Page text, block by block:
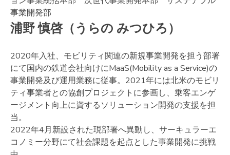
事業開発部
浦野 慎啓（うらの みつひろ）
2020年入社、モビリティ関連の新規事業開発を担う部署
にて国内の鉄道会社向けにMaaS(Mobility as a Service)の
事業開発及び運用業務に従事。2021年には北米のモビリ
ティ事業者との協創プロジェクトに参画し、乗客エンゲ
ージメント向上に資するソリューション開発の支援を担
当。
2022年4月新設された現部署へ異動し、サーキュラーエ
コノミー分野にて社会課題を起点とした事業開発に挑戦